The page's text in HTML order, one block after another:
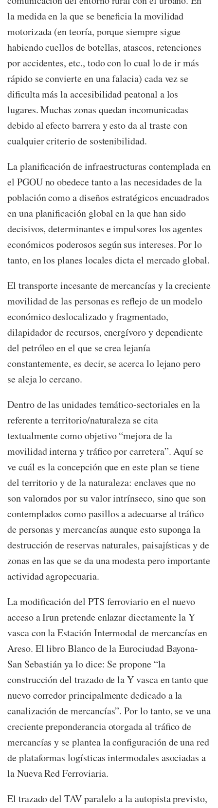
la medida en la que se beneficia la movilidad
motorizada (en teoría, porque siempre sigue
habiendo cuellos de botellas, atascos, retenciones
por accidentes, etc., todo con lo cual lo de ir más
rápido se convierte en una falacia) cada vez se
dificulta más la accesibilidad peatonal a los
lugares. Muchas zonas quedan incomunicadas
debido al efecto barrera y esto da al traste con
cualquier criterio de sostenibilidad.
La planificación de infraestructuras contemplada en
el PGOU no obedece tanto a las necesidades de la
población como a diseños estratégicos encuadrados
en una planificación global en la que han sido
decisivos, determinantes e impulsores los agentes
económicos poderosos según sus intereses. Por lo
tanto, en los planes locales dicta el mercado global.
El transporte incesante de mercancías y la creciente
movilidad de las personas es reflejo de un modelo
económico deslocalizado y fragmentado,
dilapidador de recursos, energívoro y dependiente
del petróleo en el que se crea lejanía
constantemente, es decir, se acerca lo lejano pero
se aleja lo cercano.
Dentro de las unidades temático-sectoriales en la
referente a territorio/naturaleza se cita
textualmente como objetivo “mejora de la
movilidad interna y tráfico por carretera”. Aquí se
ve cuál es la concepción que en este plan se tiene
del territorio y de la naturaleza: enclaves que no
son valorados por su valor intrínseco, sino que son
contemplados como pasillos a adecuarse al tráfico
de personas y mercancías aunque esto suponga la
destrucción de reservas naturales, paisajísticas y de
zonas en las que se da una modesta pero importante
actividad agropecuaria.
La modificación del PTS ferroviario en el nuevo
acceso a Irun pretende enlazar diectamente la Y
vasca con la Estación Intermodal de mercancías en
Areso. El libro Blanco de la Eurociudad Bayona-
San Sebastián ya lo dice: Se propone “la
construcción del trazado de la Y vasca en tanto que
nuevo corredor principalmente dedicado a la
canalización de mercancías”. Por lo tanto, se ve una
creciente preponderancia otorgada al tráfico de
mercancías y se plantea la configuración de una red
de plataformas logísticas intermodales asociadas a
la Nueva Red Ferroviaria.
El trazado del TAV paralelo a la autopista previsto,